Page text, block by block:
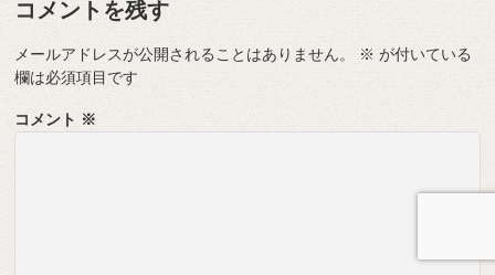
コメントを残す
メールアドレスが公開されることはありません。 ※ が付いている
欄は必須項目です
コメント ※